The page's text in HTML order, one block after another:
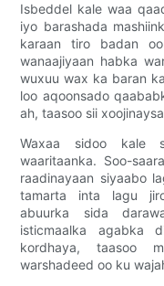
Isbeddel kale waa
iyo barashada
karaan tiro badan
wanaajiyaan habka
wuxuu wax ka baran
loo aqoonsado
ah, taasoo sii
Waxaa sidoo kale
waaritaanka. Soo-
raadinayaan siyaabo
tamarta inta lagu
abuurka sida
isticmaalka agabka
kordhaya, taasoo
warshadeed oo ku